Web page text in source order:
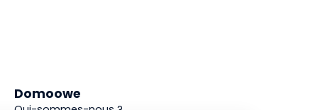
Domoowe